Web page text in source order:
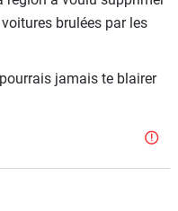
brulées par les
jamais te blairer